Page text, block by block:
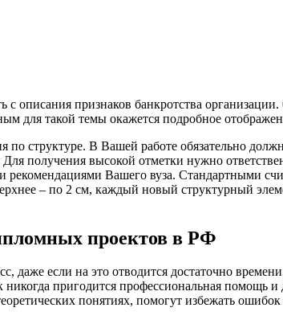
описания признаков банкротства
для такой темы окажется подробное
по структуре. В Вашей работе обязательно
получения высокой отметки нужно
Вашего вуза. Стандартными
– по 2 см, каждый новый структурный
проектов в РФ
даже если на это отводится достаточно
никогда пригодится профессиональная
понятиях, помогут избежать